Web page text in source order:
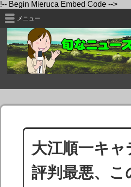
!-- Begin Mieruca Embed Code -->
メニュー
大江順一キャ
評判最悪、こ